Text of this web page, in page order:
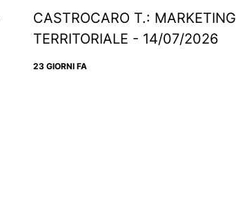
CASTROCARO T.: MARKETING
TERRITORIALE - 14/07/2026
23 GIORNI FA